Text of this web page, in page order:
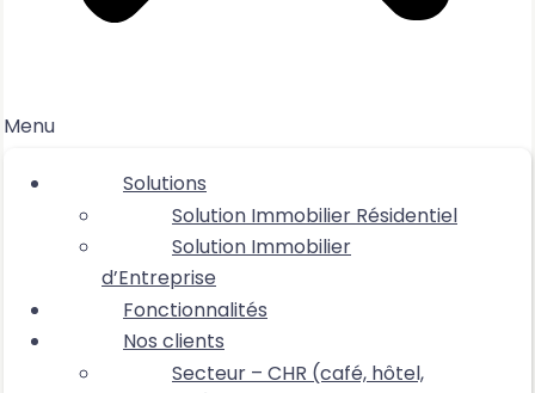
Menu
Solutions
Solution Immobilier Résidentiel
Solution Immobilier
d’Entreprise
Fonctionnalités
Nos clients
Secteur – CHR (café, hôtel,